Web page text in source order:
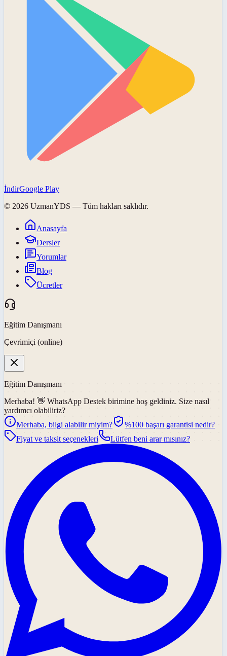
İndirGoogle Play
© 2026 UzmanYDS — Tüm hakları saklıdır.
Anasayfa
Dersler
Yorumlar
Blog
Ücretler
Eğitim Danışmanı
Çevrimiçi (online)
Eğitim Danışmanı
Merhaba! 👋 WhatsApp Destek birimine hoş geldiniz. Size nasıl
yardımcı olabiliriz?
Merhaba, bilgi alabilir miyim?
%100 başarı garantisi nedir?
Fiyat ve taksit seçenekleri
Lütfen beni arar mısınız?